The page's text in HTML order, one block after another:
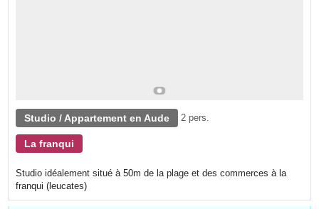
Studio / Appartement en Aude 2 pers.
La franqui
Studio idéalement situé à 50m de la plage et des commerces à la
franqui (leucates)